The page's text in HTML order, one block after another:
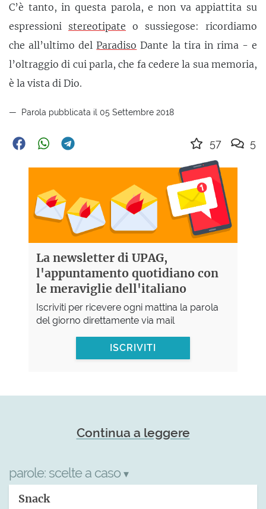
C’è tanto, in questa parola, e non va appiattita su
espressioni stereotipate o sussiegose: ricordiamo
che all’ultimo del Paradiso Dante la tira in rima - e
l’oltraggio di cui parla, che fa cedere la sua memoria,
è la vista di Dio.
Parola pubblicata il 05 Settembre 2018
57 5
La newsletter di UPAG,
l'appuntamento quotidiano con
le meraviglie dell'italiano
Iscriviti per ricevere ogni mattina la parola
del giorno direttamente via mail
ISCRIVITI
Continua a leggere
parole: scelte a caso ▾
Snack